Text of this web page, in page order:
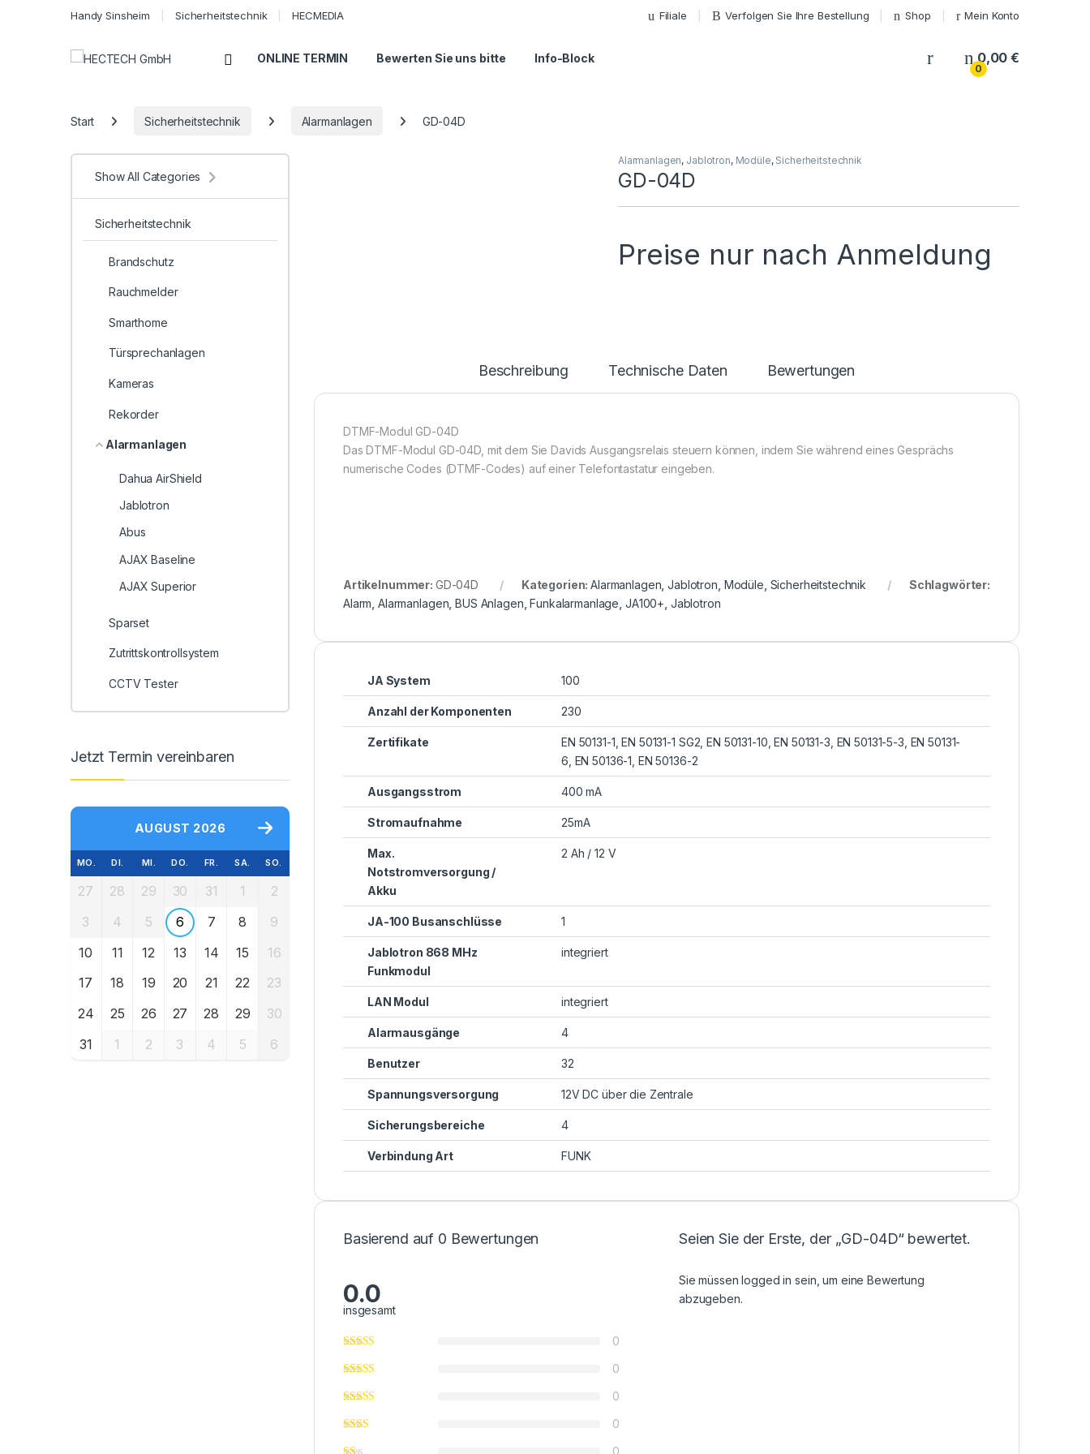
Handy Sinsheim Sicherheitstechnik HECMEDIA Filiale Verfolgen Sie Ihre Bestellung Shop Mein Konto
Open ONLINE TERMIN Bewerten Sie uns bitte Info-Block My Account
0
0,00€
Start Sicherheitstechnik Alarmanlagen GD-04D
Alarmanlagen, Jablotron, Modüle, Sicherheitstechnik
GD-04D
Preise nur nach Anmeldung
Beschreibung Technische Daten Bewertungen
DTMF-Modul GD-04D
Das DTMF-Modul GD-04D, mit dem Sie Davids Ausgangsrelais steuern können, indem Sie während eines Gesprächs
numerische Codes (DTMF-Codes) auf einer Telefontastatur eingeben.
Artikelnummer: GD-04D Kategorien:Alarmanlagen,Jablotron, Modüle, Sicherheitstechnik
Schlagwörter:
Alarm,Alarmanlagen,BUS Anlagen,Funkalarmanlage, JA100+, Jablotron
JA System 100
Anzahl der Komponenten 230
Zertifikate
EN 50131-1, EN 50131-1 SG2, EN 50131-10, EN 50131-3, EN 50131-5-3, EN 50131-
6, EN 50136-1, EN 50136-2
Ausgangsstrom 400 mA
Stromaufnahme 25mA
Max.
Notstromversorgung /
Akku
2 Ah / 12 V
JA-100 Busanschlüsse 1
Jablotron 868 MHz
Funkmodul
integriert
LAN Modul integriert
Alarmausgänge 4
Benutzer 32
Spannungsversorgung 12V DC über die Zentrale
Sicherungsbereiche 4
Verbindung Art FUNK
Basierend auf 0 Bewertungen
0.0
insgesamt
0
0
0
0
0
Seien Sie der Erste, der „GD-04D“ bewertet.
Sie müssenlogged in sein, um eine Bewertung
abzugeben.
Show All Categories
Sicherheitstechnik
Brandschutz
Rauchmelder
Smarthome
Türsprechanlagen
Kameras
Rekorder
Alarmanlagen
Dahua AirShield
Jablotron
Abus
AJAX Baseline
AJAX Superior
Sparset
Zutrittskontrollsystem
CCTV Tester
Jetzt Termin vereinbaren
AUGUST 2026
MO. DI. MI. DO. FR. SA. SO.
27 28 29 30 31 1
2
3
4 5 6 7 8
9
10
11 12 13 14 15
16
17
18 19 20 21 22
23
24
25 26 27 28 29
30
31
1 2 3 4 5 6